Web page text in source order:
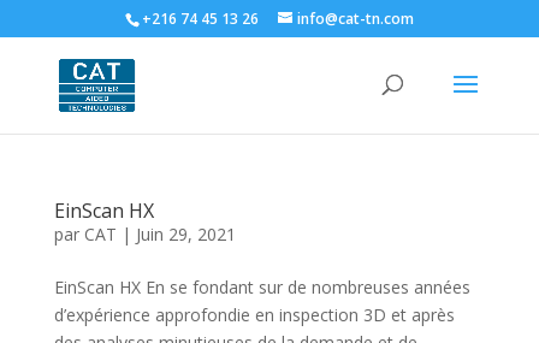
+216 74 45 13 26 info@cat-tn.com
EinScan HX
par CAT | Juin 29, 2021
EinScan HX En se fondant sur de nombreuses années
d’expérience approfondie en inspection 3D et après